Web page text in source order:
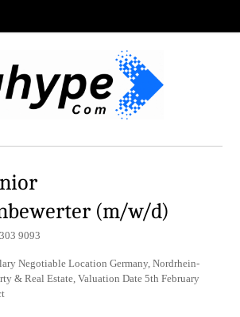
(m/w/d)
9093
Negotiable Location Germany, Nordrhein-
& Real Estate, Valuation Date 5th February